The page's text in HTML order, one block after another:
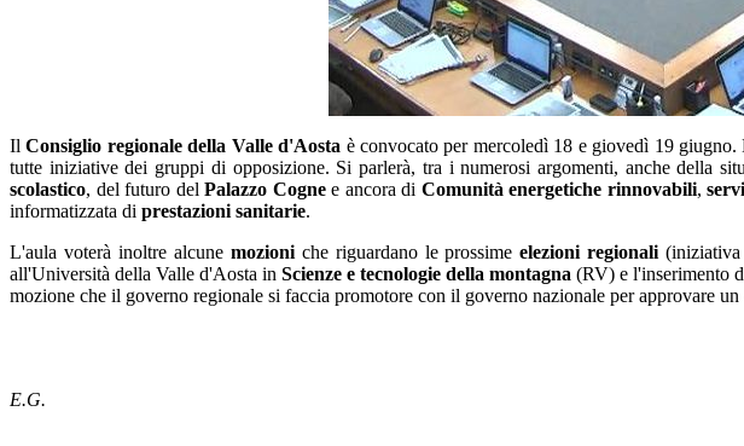
IlConsiglio regionale della Valle d'Aosta è convocato per mercoledì 18 e giovedì 19
tutte iniziative dei gruppi di opposizione. Si parlerà, tra i numerosi argomenti, anche della
scolastico, del futuro del Palazzo Cognee ancora di Comunità energetiche rinnovabili,
informatizzata di prestazioni sanitarie.
L'aula voterà inoltre alcune mozioniche riguardano le prossimeelezioni regionali(iniziativa
all'Università della Valle d'Aosta inScienze e tecnologie della montagna (RV) e l'inserimento
mozione che il governo regionale si faccia promotore con il governo nazionale per approvare
E.G.